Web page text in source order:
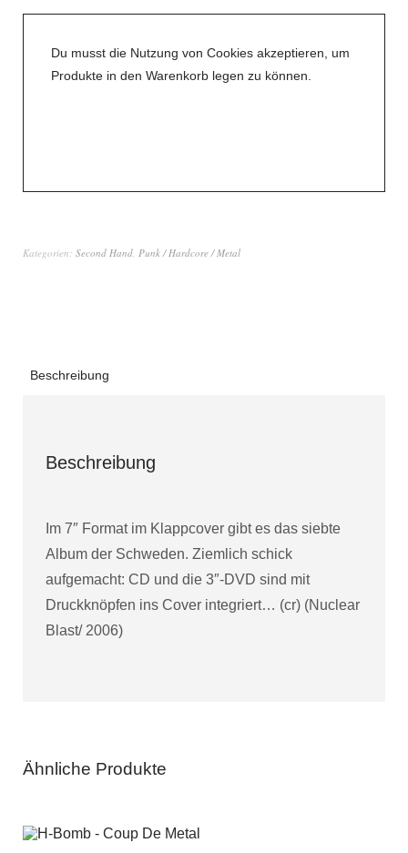
Du musst die Nutzung von Cookies akzeptieren, um
Produkte in den Warenkorb legen zu können.
Kategorien: Second Hand, Punk / Hardcore / Metal
Beschreibung
Beschreibung
Im 7″ Format im Klappcover gibt es das siebte
Album der Schweden. Ziemlich schick
aufgemacht: CD und die 3″-DVD sind mit
Druckknöpfen ins Cover integriert… (cr) (Nuclear
Blast/ 2006)
Ähnliche Produkte